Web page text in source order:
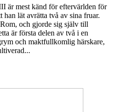
är mest känd för eftervärlden för
han lät avrätta två av sina fruar.
och gjorde sig själv till
är första delen av två i en
och maktfullkomlig härskare,